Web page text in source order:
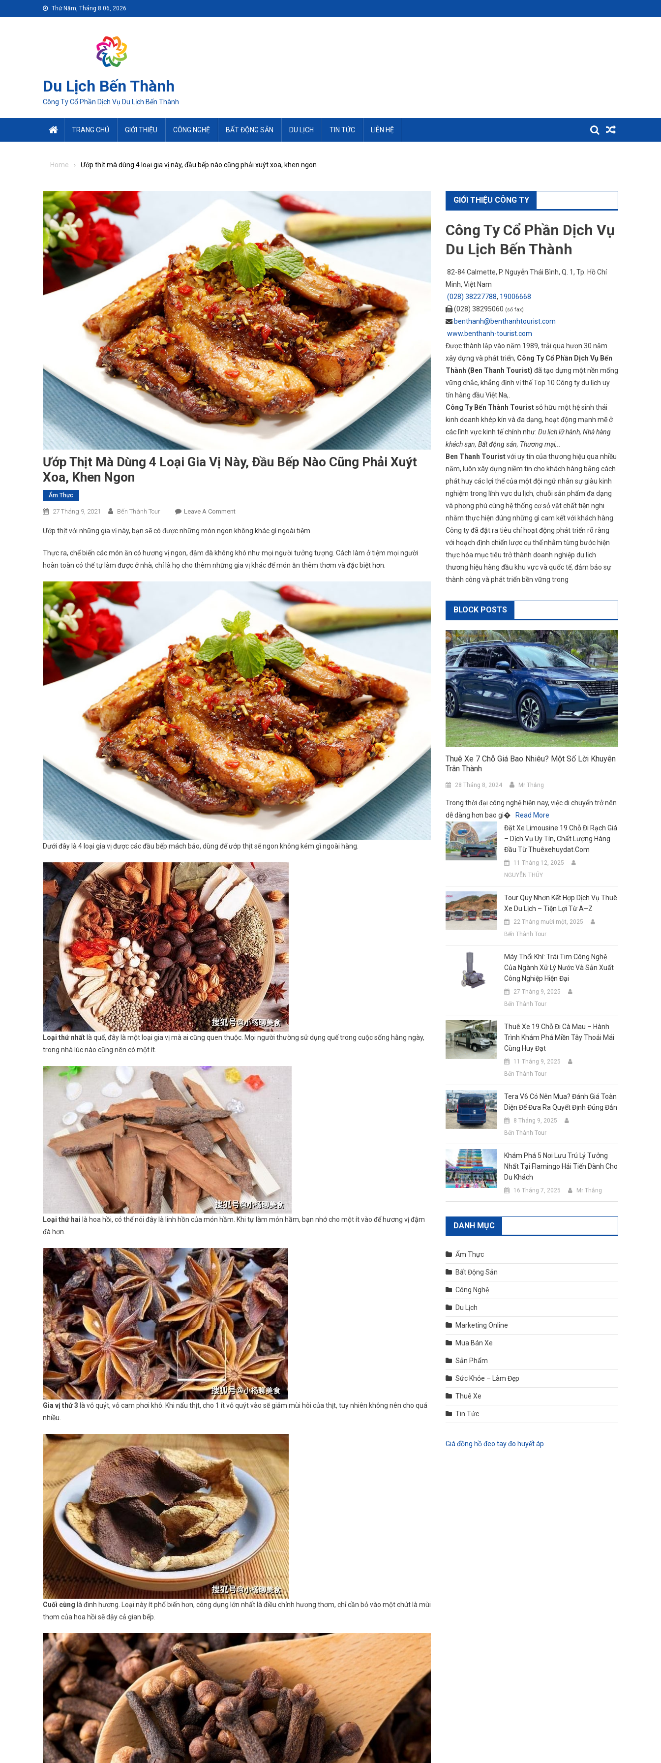
to
Thứ Năm, Tháng 8 06, 2026
Du Lịch Bến Thành
Công Ty Cổ Phần Dịch Vụ Du Lịch Bến Thành
TRANG CHỦ GIỚI THIỆU CÔNG NGHỆ BẤT ĐỘNG SẢN DU LỊCH TIN TỨC LIÊN HỆ
Home Ướp thịt mà dùng 4 loại gia vị này, đầu bếp nào cũng phải xuýt xoa, khen ngon
Ướp Thịt Mà Dùng 4 Loại Gia Vị Này, Đầu Bếp Nào Cũng Phải Xuýt
Xoa, Khen Ngon
Ẩm Thực
27 Tháng 9, 2021 Bến Thành Tour Leave A CommentOn
Thịt
Dùng
4
Này,
Đầu
Bếp
Nào
Cũng
Phải
Xuýt
Xoa,
Khen
Ngon
Ướp thịt với những gia vị này, bạn sẽ có được những món ngon không khác gì ngoài tiệm.
Thực ra, chế biến các món ăn có hương vị ngon, đậm đà không khó như mọi người tưởng tượng. Cách làm ở tiệm mọi người
hoàn toàn có thể tự làm được ở nhà, chỉ là họ cho thêm những gia vị khác để món ăn thêm thơm và đặc biệt hơn.
Dưới đây là 4 loại gia vị được các đầu bếp mách bảo, dùng để ướp thịt sẽ ngon không kém gì ngoài hàng.
Loại thứ nhất là quế, đây là một loại gia vị mà ai cũng quen thuộc. Mọi người thường sử dụng quế trong cuộc sống hằng ngày,
trong nhà lúc nào cũng nên có một ít.
Loại thứ hai là hoa hồi, có thể nói đây là linh hồn của món hầm. Khi tự làm món hầm, bạn nhớ cho một ít vào để hương vị đậm
đà hơn.
Gia vị thứ 3 là vỏ quýt, vỏ cam phơi khô. Khi nấu thịt, cho 1 ít vỏ quýt vào sẽ giảm mùi hôi của thịt, tuy nhiên không nên cho quá
nhiều.
Cuối cùng là đinh hương. Loại này ít phổ biến hơn, công dụng lớn nhất là điều chỉnh hương thơm, chỉ cần bỏ vào một chút là mùi
thơm của hoa hồi sẽ dậy cả gian bếp.
GIỚI THIỆU CÔNG TY
Công Ty Cổ Phần Dịch Vụ
Du Lịch Bến Thành
82-84 Calmette, P. Nguyễn Thái Bình, Q. 1, Tp. Hồ Chí
Minh, Việt Nam
(028) 38227788, 19006668
(028) 38295060 (số fax)
benthanh@benthanhtourist.com
www.benthanh-tourist.com
Được thành lập vào năm 1989, trải qua hươn 30 năm
xây dựng và phát triển, Công Ty Cổ Phần Dịch Vụ Bến
Thành (Ben Thanh Tourist) đã tạo dựng một nền mống
vững chắc, khẳng định vị thế Top 10 Công ty du lịch uy
tín hàng đầu Việt Na,.
Công Ty Bến Thành Touristsỏ hữu một hệ sinh thái
kinh doanh khép kín và đa dạng, hoạt động mạnh mẽ ở
các lĩnh vực kinh tế chính như: Du lịch lữ hành, Nhà hàng
khách sạn, Bất động sản, Thương mại,..
Ben Thanh Touristvới uy tín của thương hiệu qua nhiều
năm, luôn xây dựng niềm tin cho khách hàng bằng cách
phát huy các lợi thế của một đội ngữ nhân sự giàu kinh
nghiệm trong lĩnh vực du lịch, chuỗi sản phẩm đa dạng
và phong phú cùng hệ thống cơ sỏ vật chất tiện nghi
nhằm thực hiện đúng những gì cam kết với khách hàng.
Công ty đã đặt ra tiêu chí hoạt động phát triển rõ ràng
với hoạch định chiến lược cụ thể nhằm từng bước hiện
thực hóa mục tiêu trở thành doanh nghiệp du lịch
thương hiệu hàng đầu khu vực và quốc tế, đảm bảo sự
thành công và phát triển bền vững trong
BLOCK POSTS
Thuê Xe 7 Chỗ Giá Bao Nhiêu? Một Số Lời Khuyên
Trân Thành
28 Tháng 8, 2024 Mr Thắng
Trong thời đại công nghệ hiện nay, việc di chuyển trở nên
dễ dàng hơn bao gi�
Read More
Đặt Xe Limousine 19 Chỗ Đi Rạch Giá
– Dịch Vụ Uy Tín, Chất Lượng Hàng
Đầu Từ Thuêxehuydat.com
11 Tháng 12, 2025
NGUYỄN THÚY
Tour Quy Nhơn Kết Hợp Dịch Vụ Thuê
Xe Du Lịch – Tiện Lợi Từ A–Z
22 Tháng mười một, 2025
Bến Thành Tour
Máy Thổi Khí: Trái Tim Công Nghệ
Của Ngành Xử Lý Nước Và Sản Xuất
Công Nghiệp Hiện Đại
27 Tháng 9, 2025
Bến Thành Tour
Thuê Xe 19 Chỗ Đi Cà Mau – Hành
Trình Khám Phá Miền Tây Thoải Mái
Cùng Huy Đạt
11 Tháng 9, 2025
Bến Thành Tour
Tera V6 Có Nên Mua? Đánh Giá Toàn
Diện Để Đưa Ra Quyết Định Đúng Đắn
8 Tháng 9, 2025
Bến Thành Tour
Khám Phá 5 Nơi Lưu Trú Lý Tưởng
Nhất Tại Flamingo Hải Tiến Dành Cho
Du Khách
16 Tháng 7, 2025 Mr Thắng
DANH MỤC
Ẩm Thực
Bất Động Sản
Công Nghệ
Du Lịch
Marketing Online
Mua Bán Xe
Sản Phẩm
Sức Khỏe – Làm Đẹp
Thuê Xe
Tin Tức
Giá đồng hồ đeo tay đo huyết áp